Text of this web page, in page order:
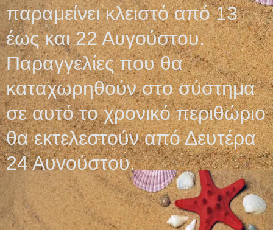
Προσθήκη στο καλάθι Προσθήκη στο καλάθι
Ωράριο λειτουργίας
ΕΙΔΙΚΟ ΘΕΡΙΝΟ ΩΡΑΡΙΟ
ΔΕΥ-ΠΑΡ: 09:00-14:30
ΣΑΒ – ΚΥΡ: ΚΛΕΙΣΤΑ
παραμείνει κλειστό από 13
έως και 22 Αυγούστου.
Παραγγελίες που θα
καταχωρηθούν στο σύστημα
σε αυτό το χρονικό περιθώριο
θα εκτελεστούν από Δευτέρα
24 Αυγούστου.